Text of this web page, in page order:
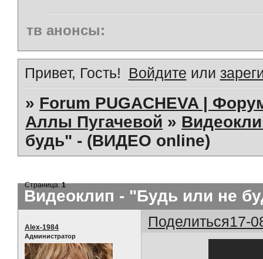
тв анонсы:
Привет, Гость! Войдите или
» Forum PUGACHEVA |
Аллы Пугачевой »
будь" - (ВИДЕО online)
Видеоклип - "Будь или не
Страница:1
Поделиться17-
Alex-1984
Администратор